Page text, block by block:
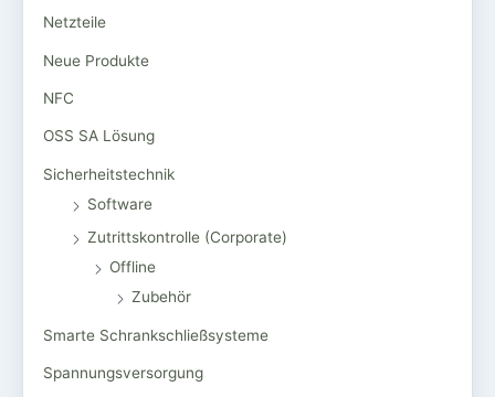
Netzteile
Neue Produkte
NFC
OSS SA Lösung
Sicherheitstechnik
Software
Zutrittskontrolle (Corporate)
Offline
Zubehör
Smarte Schrankschließsysteme
Spannungsversorgung